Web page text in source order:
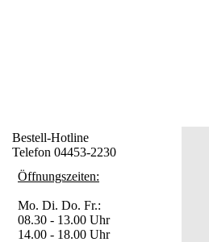
Bestell-Hotline
Telefon 04453-2230
Öffnungszeiten:
Mo. Di. Do. Fr.:
08.30 - 13.00 Uhr
14.00 - 18.00 Uhr